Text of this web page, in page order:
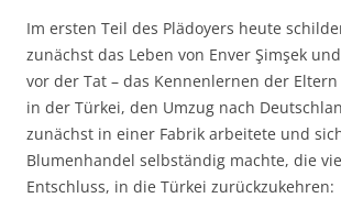
Im ersten Teil des Plädoyers heute
zunächst das Leben von Enver Şimşek
vor der Tat – das Kennenlernen der
in der Türkei, den Umzug nach
zunächst in einer Fabrik arbeitete und
Blumenhandel selbständig machte, die
Entschluss, in die Türkei zurückzukehren: